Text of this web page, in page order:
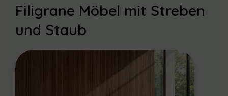
Filigrane Möbel mit Streben
und Staub